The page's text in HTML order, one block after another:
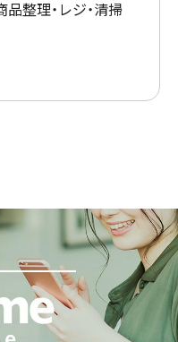
品整理・レジ・清掃